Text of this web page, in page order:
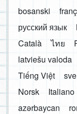
bosanski
русский язык
Català
ไทย
latviešu valoda
Tiếng Việt
Norsk
Italiano
azərbaycan